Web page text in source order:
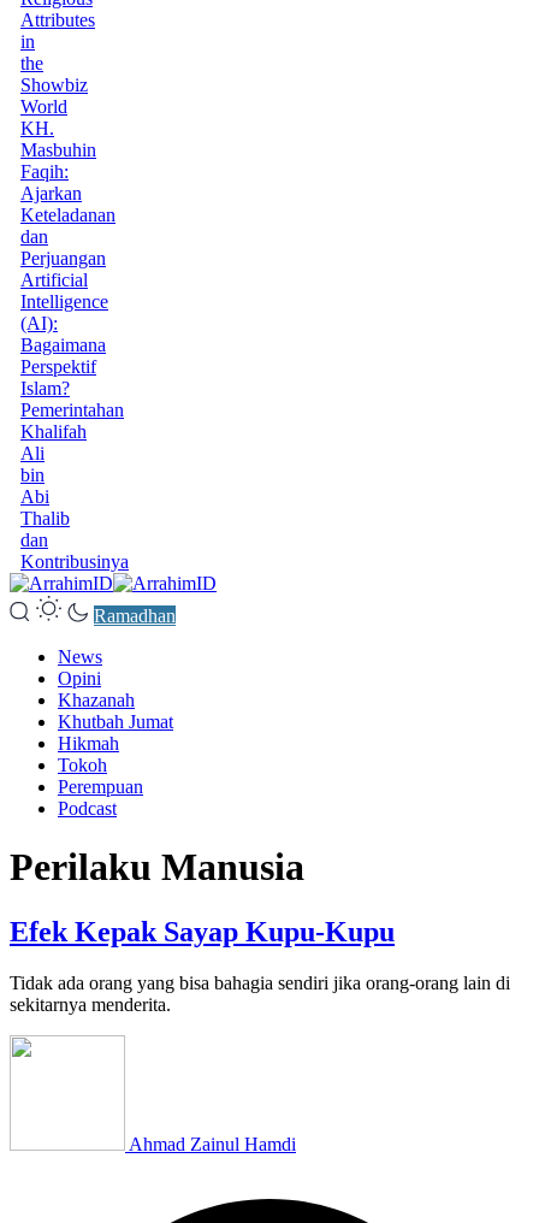
Attributes
in
the
Showbiz
World
KH.
Masbuhin
Faqih:
Ajarkan
Keteladanan
dan
Perjuangan
Artificial
Intelligence
(AI):
Bagaimana
Perspektif
Islam?
Pemerintahan
Khalifah
Ali
bin
Abi
Thalib
dan
Kontribusinya
Ramadhan
News
Opini
Khazanah
Khutbah Jumat
Hikmah
Tokoh
Perempuan
Podcast
Perilaku Manusia
Efek Kepak Sayap Kupu-Kupu
Tidak ada orang yang bisa bahagia sendiri jika orang-orang lain di
sekitarnya menderita.
Ahmad Zainul Hamdi